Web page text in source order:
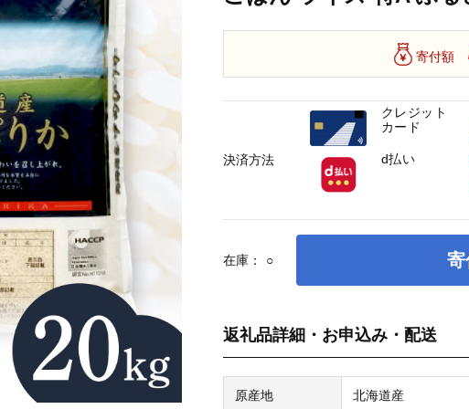
寄付額
在庫： ○ 寄
返礼品詳細・お申込み・配送
原産地 北海道産
決済方法
クレジット
カード
d払い